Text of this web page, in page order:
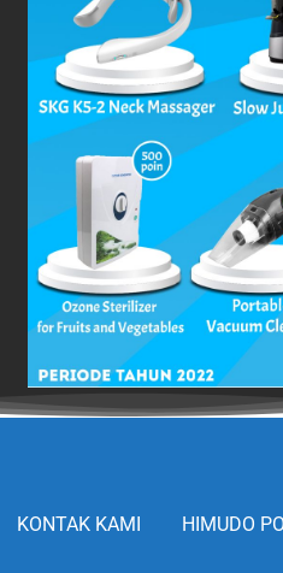
KONTAK KAMI HIMUDO